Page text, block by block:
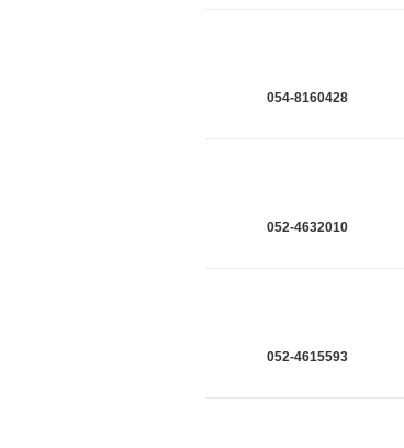
054-8160428
052-4632010
052-4615593